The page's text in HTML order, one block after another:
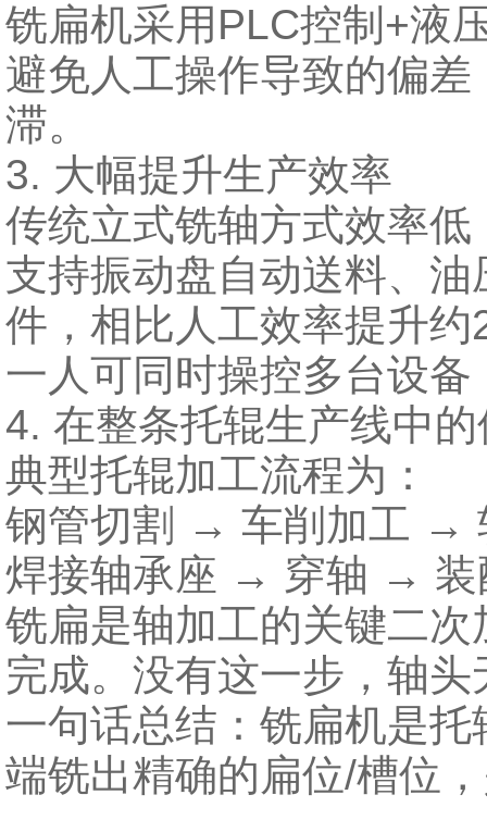
铣扁机采用PLC控制+液
避免人工操作导致的偏
滞。
3. 大幅提升生产效率
传统立式铣轴方式效率
支持振动盘自动送料、
件，相比人工效率提升约
一人可同时操控多台设
4. 在整条托辊生产线中
典型托辊加工流程为：
钢管切割 → 车削加工 →
焊接轴承座 → 穿轴 →
铣扁是轴加工的关键二
完成。没有这一步，轴
一句话总结：铣扁机是
端铣出精确的扁位/槽位